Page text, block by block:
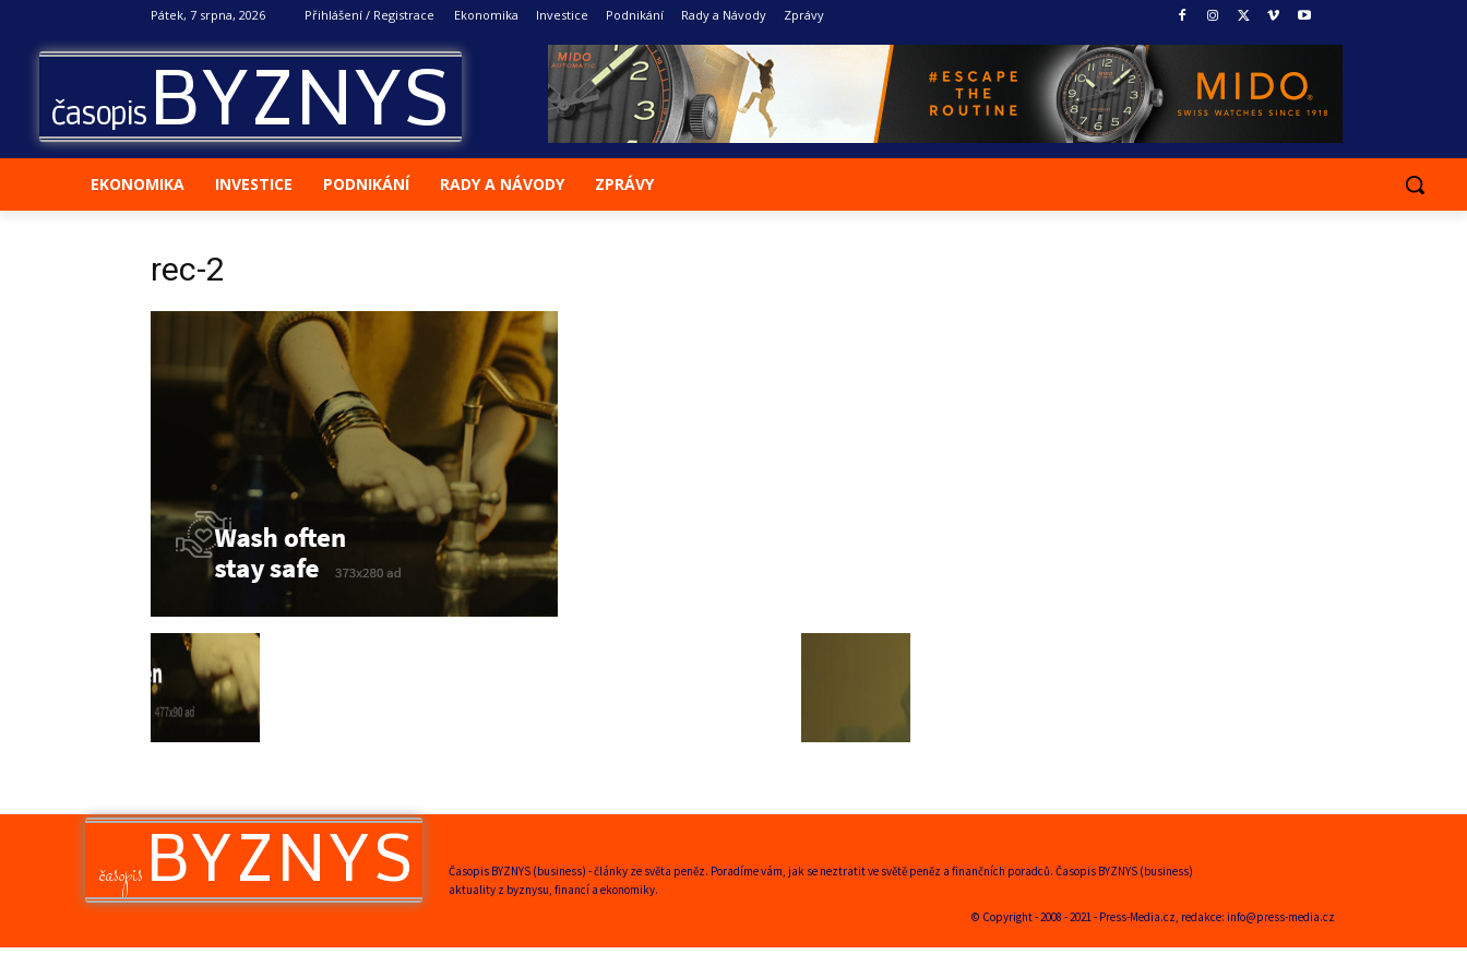
Pátek, 7 srpna, 2026 Přihlášení / Registrace Ekonomika Investice Podnikání Rady a Návody Zprávy
časopisBYZNYS
EKONOMIKA INVESTICE PODNIKÁNÍ RADY A NÁVODY ZPRÁVY
rec-2
časopisBYZNYS
Časopis BYZNYS (business) - články ze světa peněz. Poradíme vám, jak se neztratit ve světě peněz a finančních poradců. Časopis BYZNYS (business)
aktuality z byznysu, financí a ekonomiky.
© Copyright - 2008 - 2021 - Press-Media.cz, redakce: info@press-media.cz